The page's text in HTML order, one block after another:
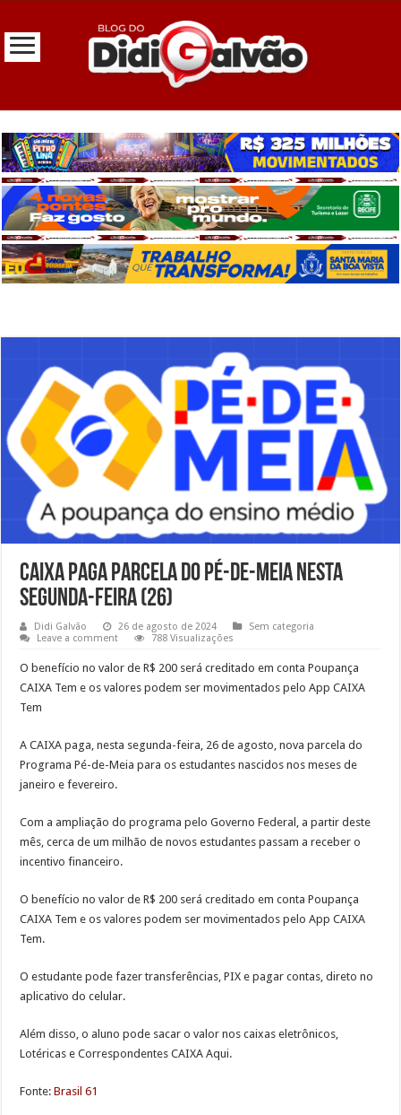
CAIXA paga parcela do Pé-de-Meia nesta
segunda-feira (26)
Didi Galvão 26 de agosto de 2024
Sem categoria
Leave a comment
788 Visualizações
O benefício no valor de R$ 200 será creditado em conta Poupança
CAIXA Tem e os valores podem ser movimentados pelo App CAIXA
Tem
A CAIXA paga, nesta segunda-feira, 26 de agosto, nova parcela do
Programa Pé-de-Meia para os estudantes nascidos nos meses de
janeiro e fevereiro.
Com a ampliação do programa pelo Governo Federal, a partir deste
mês, cerca de um milhão de novos estudantes passam a receber o
incentivo financeiro.
O benefício no valor de R$ 200 será creditado em conta Poupança
CAIXA Tem e os valores podem ser movimentados pelo App CAIXA
Tem.
O estudante pode fazer transferências, PIX e pagar contas, direto no
aplicativo do celular.
Além disso, o aluno pode sacar o valor nos caixas eletrônicos,
Lotéricas e Correspondentes CAIXA Aqui.
Fonte:Brasil 61